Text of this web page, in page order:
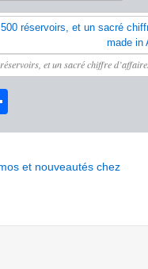
et un sacré chiffre
et nouveautés chez